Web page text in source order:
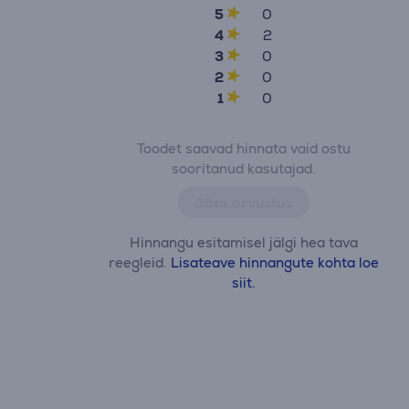
5
0
4
2
3
0
2
0
1
0
Toodet saavad hinnata vaid ostu
sooritanud kasutajad.
Hinnangu esitamisel jälgi hea tava
reegleid. Lisateave hinnangute kohta loe
siit.